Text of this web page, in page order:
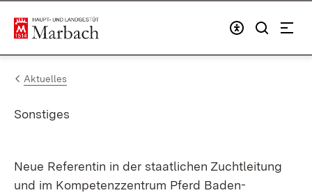
Zum Inhalt springen
Link zur Startseite
Aktuelles
Sonstiges
Neue Referentin in der staatlichen Zuchtleitung
und im Kompetenzzentrum Pferd Baden-